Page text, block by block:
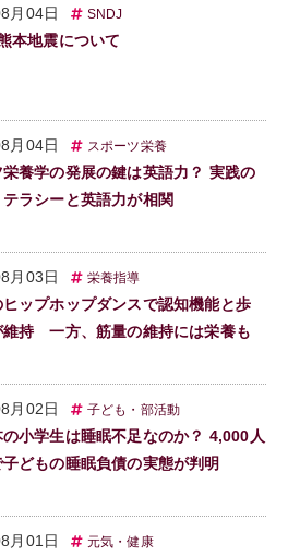
月04日 SNDJ
本地震について
月04日 スポーツ栄養
栄養学の発展の鍵は英語力？ 実践の
ラシーと英語力が相関
月03日 栄養指導
ップホップダンスで認知機能と歩
維持 一方、筋量の維持には栄養も
月02日 子ども・部活動
小学生は睡眠不足なのか？ 4,000人
どもの睡眠負債の実態が判明
月01日 元気・健康